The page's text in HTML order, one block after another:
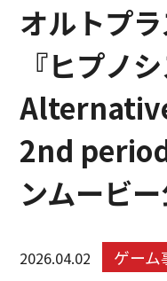
オルトプ
『ヒプノ
2nd
ンムービー
2026.04.02 ゲーム